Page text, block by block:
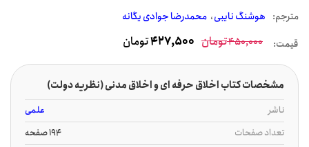
مترجم: هوشنگ نایبی محمدرضا جوادی یگانه
قیمت: 450,000تومان 427,500تومان
مشخصات کتاب اخلاق حرفه ای و اخلاق مدنی (نظریه دولت)
ناشر
علمی
تعداد صفحات
194 صفحه